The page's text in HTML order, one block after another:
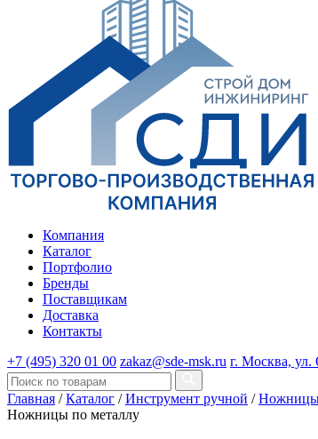
Компания
Каталог
Портфолио
Бренды
Поставщикам
Доставка
Контакты
+7 (495) 320 01 00 zakaz@sde-msk.ru г. Москва, ул.
Главная / Каталог / Инструмент ручной / Ножницы
Ножницы по металлу